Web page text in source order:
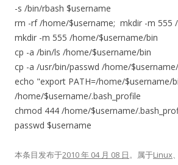
-s /bin/rbash $username
rm -rf /home/$username; mkdir -m 555
mkdir -m 555 /home/$username/bin
cp -a /bin/ls /home/$username/bin
cp -a /usr/bin/passwd /home/
echo "export PATH=/home/$username/
/home/$username/.bash_profile
chmod 444 /home/$username/
passwd $username
本条目发布于2010 年 04 月 08 日。属于Linux、